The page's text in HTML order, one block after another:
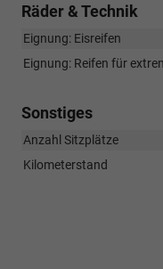
Räder & Technik
Eignung: Eisreifen
Eignung: Reifen für
Sonstiges
Anzahl Sitzplätze
Kilometerstand